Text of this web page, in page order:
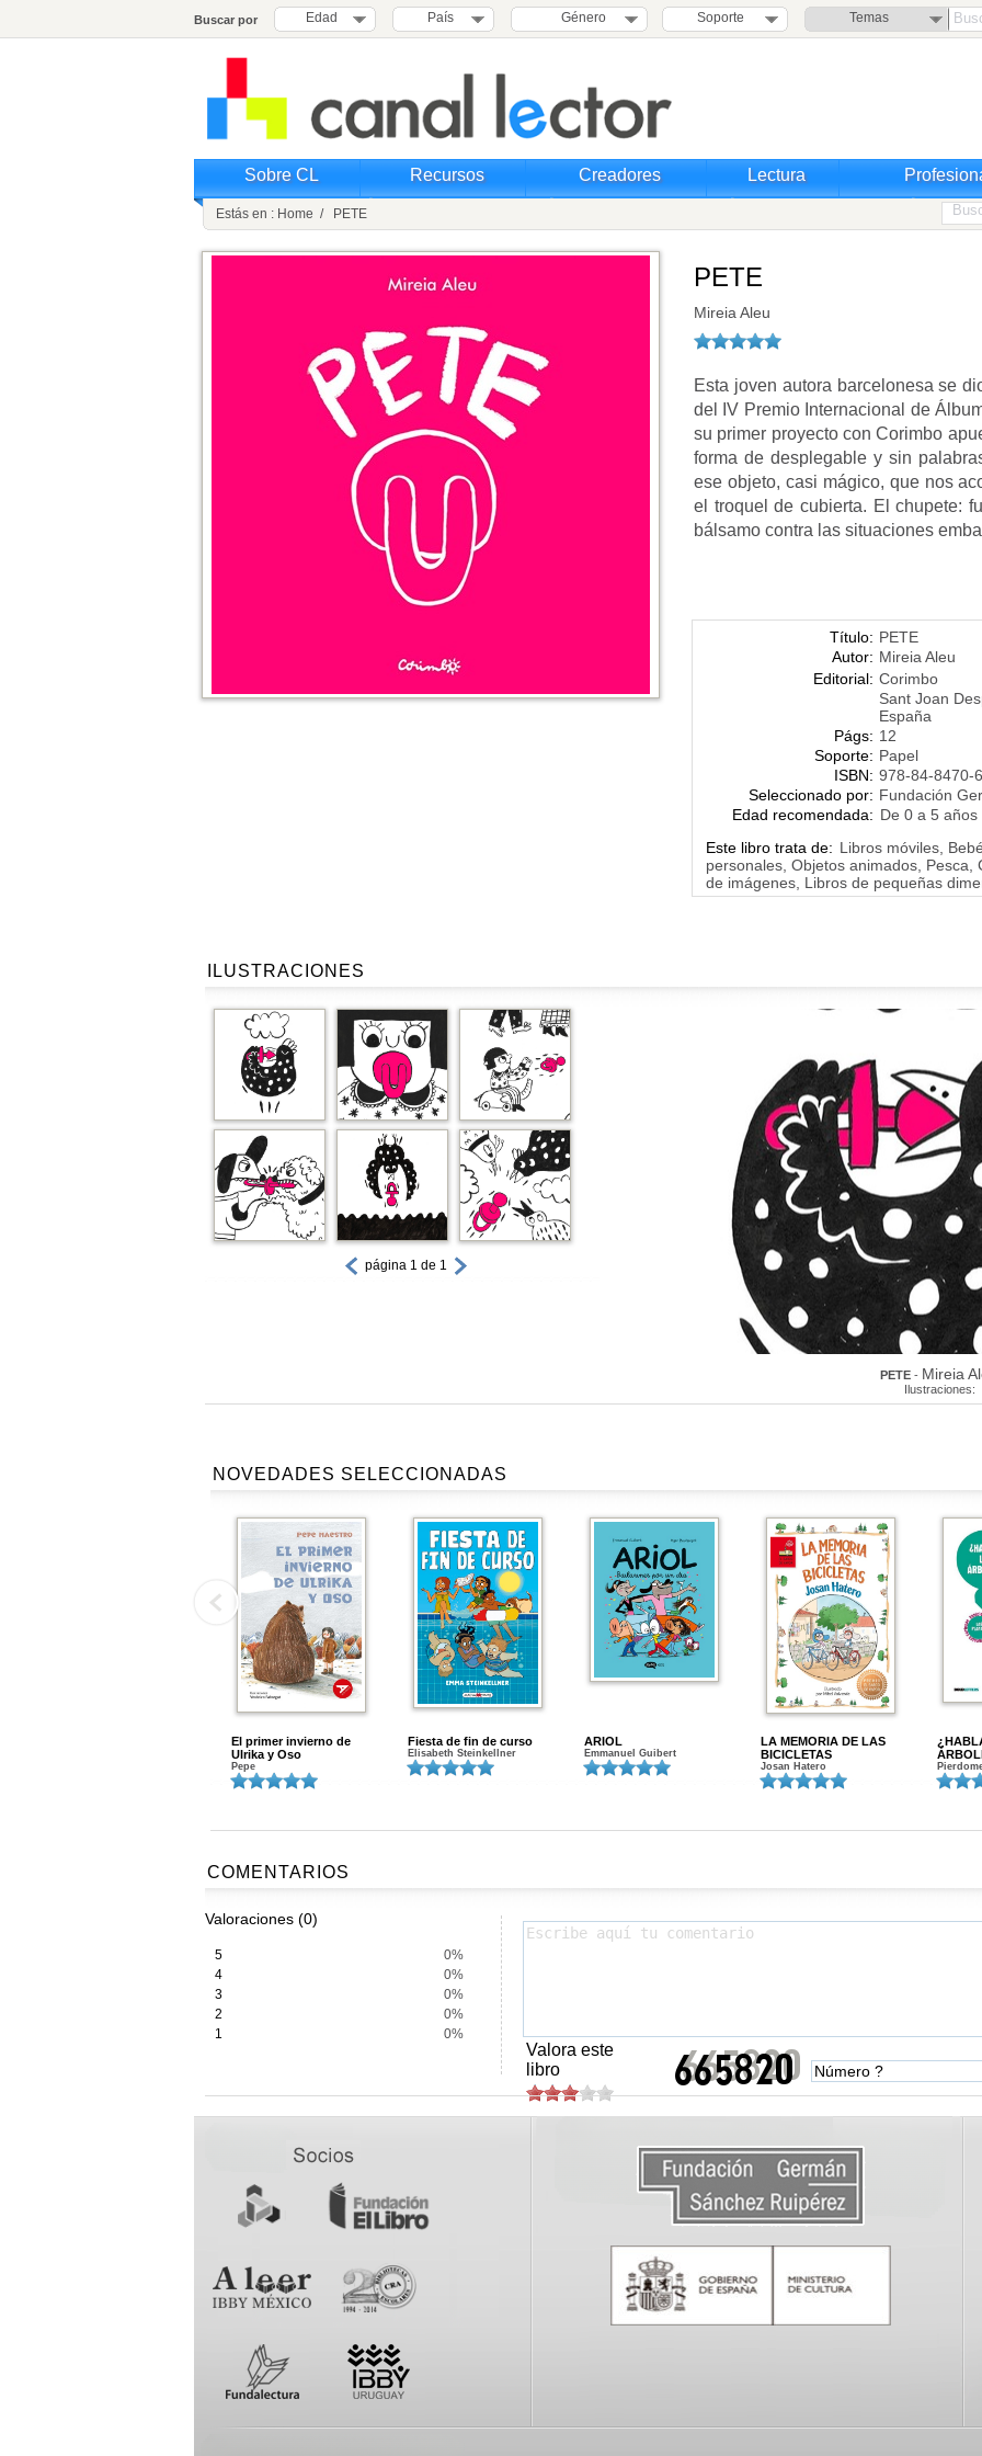
Buscar por Edad País Género Soporte Temas
Sobre CL Recursos Creadores Lectura
Estás en : Home / PETE
PETE
Mireia Aleu
Esta joven autora barcelonesa se
del IV Premio Internacional de
su primer proyecto con Corimbo
forma de desplegable y sin
ese objeto, casi mágico, que nos
el troquel de cubierta. El chupete:
bálsamo contra las situaciones
Título: PETE
Autor: Mireia Aleu
Editorial: Corimbo
Sant Joan
España
Págs: 12
Soporte: Papel
ISBN: 978-84-8470-
Seleccionado por: Fundación
Edad recomendada: De 0 a 5 años
Este libro trata de: Libros móviles,
personales, Objetos animados,
de imágenes, Libros de pequeñas
ILUSTRACIONES
página 1 de 1
PETE - Mireia
Ilustraciones:
NOVEDADES SELECCIONADAS
El primer invierno de
Ulrika y Oso
Pepe
Fiesta de fin de curso
Elisabeth Steinkellner
ARIOL
Emmanuel Guibert
LA MEMORIA DE LAS
BICICLETAS
Josan Hatero
COMENTARIOS
Valoraciones (0)
5
0%
4
0%
3
0%
2
0%
1
0%
Valora este
libro